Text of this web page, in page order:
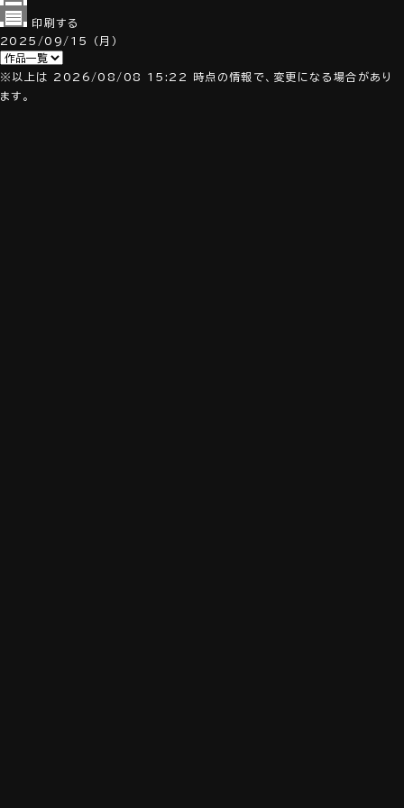
印刷する
2025/09/15
（月）
※以上は 2026/08/08 15:22 時点の情報で、変更になる場合があり
ます。